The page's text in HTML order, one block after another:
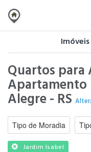
Quartos
Apartamento
Alegre - RS
Tipo de Moradia
Jardim Isabel